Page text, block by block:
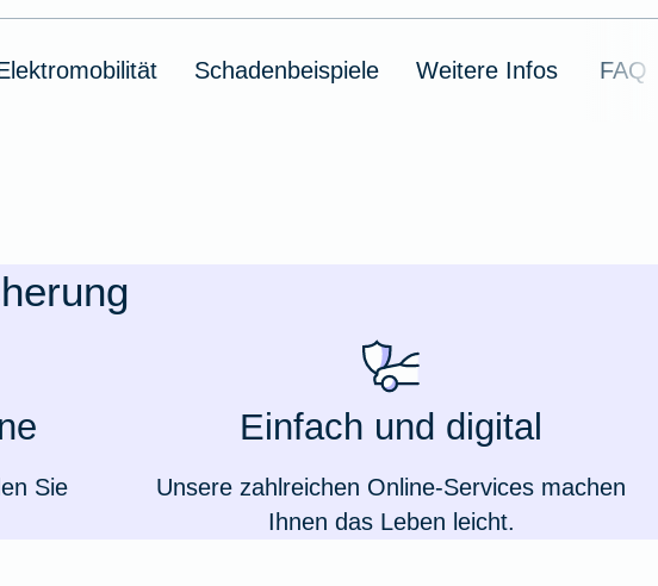
Weil du wichtig bist
Schadenbeispiele Weitere Infos FAQ
Sie
Einfach und digital
Unsere zahlreichen Online-Services machen
Ihnen das Leben leicht.